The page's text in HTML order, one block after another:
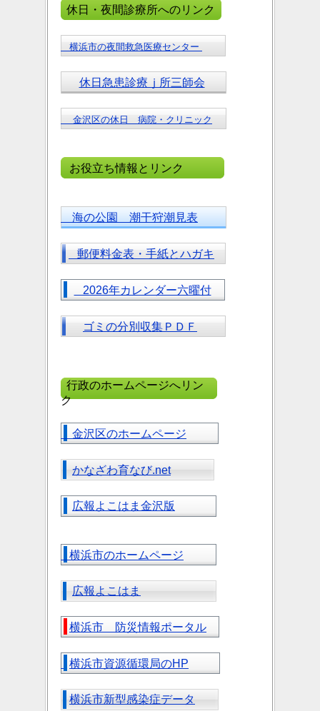
休日・夜間診療所へのリンク
横浜市の夜間救急医療センター
休日急患診療ｊ所三師会
金沢区の休日 病院・クリニック
お役立ち情報とリンク
海の公園 潮干狩潮見表
郵便料金表・手紙とハガキ
2026年カレンダー六曜付
ゴミの分別収集ＰＤＦ
行政のホームページへリン
ク
金沢区のホームページ
かなざわ育なび.net
広報よこはま金沢版
横浜市のホームページ
広報よこはま
横浜市 防災情報ポータル
横浜市資源循環局のHP
横浜市新型感染症データ